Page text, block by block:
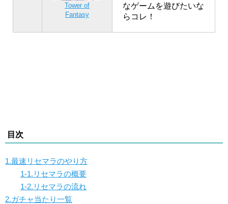
Tower of
Fantasy
なゲームを遊びたいな
らコレ！
目次
1.最速リセマラのやり方
1-1.リセマラの概要
1-2.リセマラの流れ
2.ガチャ当たり一覧